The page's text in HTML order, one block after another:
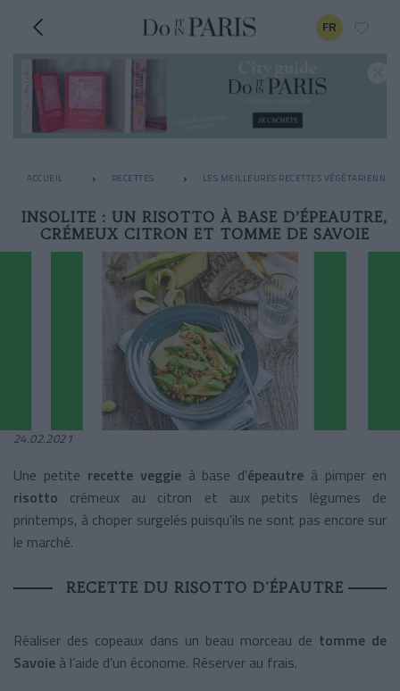
FR
ACCUEIL RECETTES LES MEILLEURES RECETTES VÉGÉTARIENNES
INSOLITE : UN RISOTTO À BASE D’ÉPEAUTRE,
CRÉMEUX CITRON ET TOMME DE SAVOIE
24.02.2021
Une petite recette veggieà base d'épeautre à pimper en
risotto crémeux au citron et aux petits légumes de
printemps, à choper surgelés puisqu’ils ne sont pas encore sur
le marché.
RECETTE DU RISOTTO D'ÉPAUTRE
Réaliser des copeaux dans un beau morceau de tomme de
Savoie à l’aide d’un économe. Réserver au frais.